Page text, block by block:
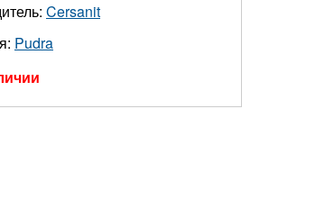
Cersanit
Pudra